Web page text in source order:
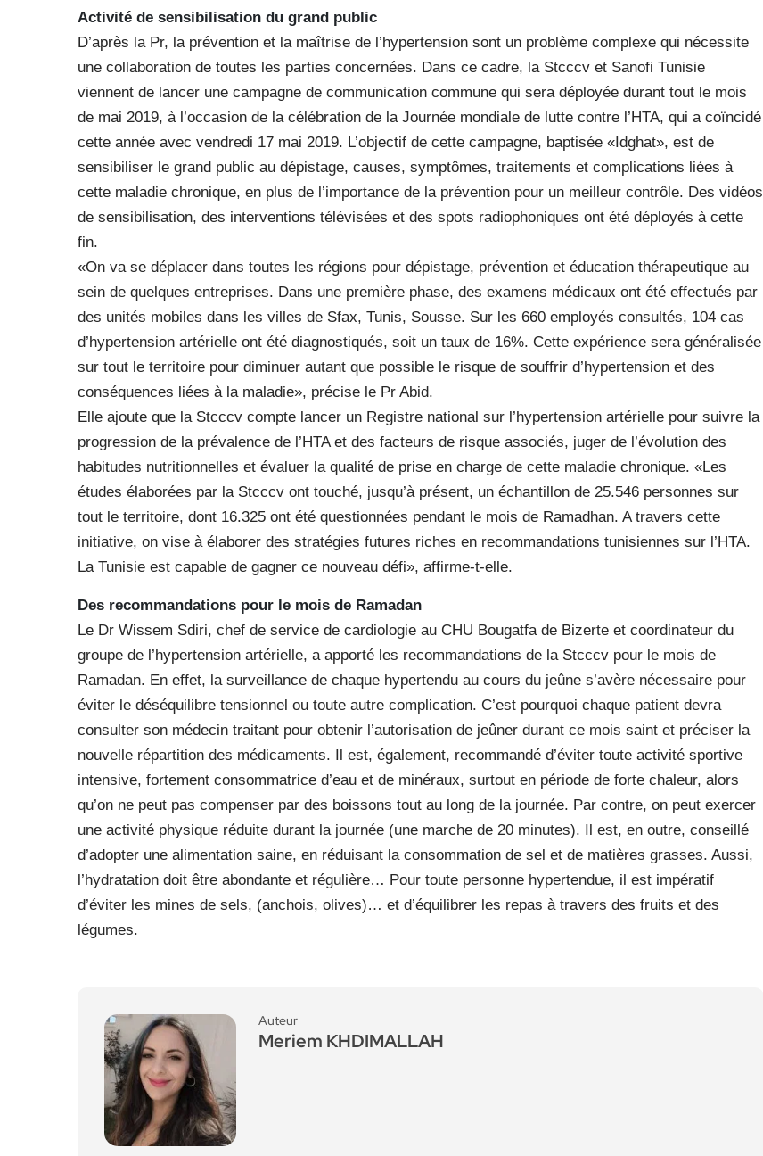
Activité de sensibilisation du grand public
D’après la Pr, la prévention et la maîtrise de l’hypertension sont un problème complexe qui nécessite
une collaboration de toutes les parties concernées. Dans ce cadre, la Stcccv et Sanofi Tunisie
viennent de lancer une campagne de communication commune qui sera déployée durant tout le mois
de mai 2019, à l’occasion de la célébration de la Journée mondiale de lutte contre l’HTA, qui a coïncidé
cette année avec vendredi 17 mai 2019. L’objectif de cette campagne, baptisée «Idghat», est de
sensibiliser le grand public au dépistage, causes, symptômes, traitements et complications liées à
cette maladie chronique, en plus de l’importance de la prévention pour un meilleur contrôle. Des vidéos
de sensibilisation, des interventions télévisées et des spots radiophoniques ont été déployés à cette
fin.
«On va se déplacer dans toutes les régions pour dépistage, prévention et éducation thérapeutique au
sein de quelques entreprises. Dans une première phase, des examens médicaux ont été effectués par
des unités mobiles dans les villes de Sfax, Tunis, Sousse. Sur les 660 employés consultés, 104 cas
d’hypertension artérielle ont été diagnostiqués, soit un taux de 16%. Cette expérience sera généralisée
sur tout le territoire pour diminuer autant que possible le risque de souffrir d’hypertension et des
conséquences liées à la maladie», précise le Pr Abid.
Elle ajoute que la Stcccv compte lancer un Registre national sur l’hypertension artérielle pour suivre la
progression de la prévalence de l’HTA et des facteurs de risque associés, juger de l’évolution des
habitudes nutritionnelles et évaluer la qualité de prise en charge de cette maladie chronique. «Les
études élaborées par la Stcccv ont touché, jusqu’à présent, un échantillon de 25.546 personnes sur
tout le territoire, dont 16.325 ont été questionnées pendant le mois de Ramadhan. A travers cette
initiative, on vise à élaborer des stratégies futures riches en recommandations tunisiennes sur l’HTA.
La Tunisie est capable de gagner ce nouveau défi», affirme-t-elle.
Des recommandations pour le mois de Ramadan
Le Dr Wissem Sdiri, chef de service de cardiologie au CHU Bougatfa de Bizerte et coordinateur du
groupe de l’hypertension artérielle, a apporté les recommandations de la Stcccv pour le mois de
Ramadan. En effet, la surveillance de chaque hypertendu au cours du jeûne s’avère nécessaire pour
éviter le déséquilibre tensionnel ou toute autre complication. C’est pourquoi chaque patient devra
consulter son médecin traitant pour obtenir l’autorisation de jeûner durant ce mois saint et préciser la
nouvelle répartition des médicaments. Il est, également, recommandé d’éviter toute activité sportive
intensive, fortement consommatrice d’eau et de minéraux, surtout en période de forte chaleur, alors
qu’on ne peut pas compenser par des boissons tout au long de la journée. Par contre, on peut exercer
une activité physique réduite durant la journée (une marche de 20 minutes). Il est, en outre, conseillé
d’adopter une alimentation saine, en réduisant la consommation de sel et de matières grasses. Aussi,
l’hydratation doit être abondante et régulière… Pour toute personne hypertendue, il est impératif
d’éviter les mines de sels, (anchois, olives)… et d’équilibrer les repas à travers des fruits et des
légumes.
Auteur
Meriem KHDIMALLAH